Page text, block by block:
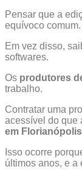
Pensar que a
equívoco comum.
Em vez disso,
softwares.
Os produtores
trabalho.
Contratar uma
acessível do que
em
Isso ocorre
últimos anos, e a